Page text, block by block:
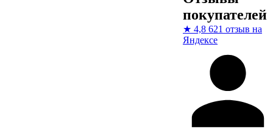
покупателей
★ 4,8 621 отзыв на
Яндексе